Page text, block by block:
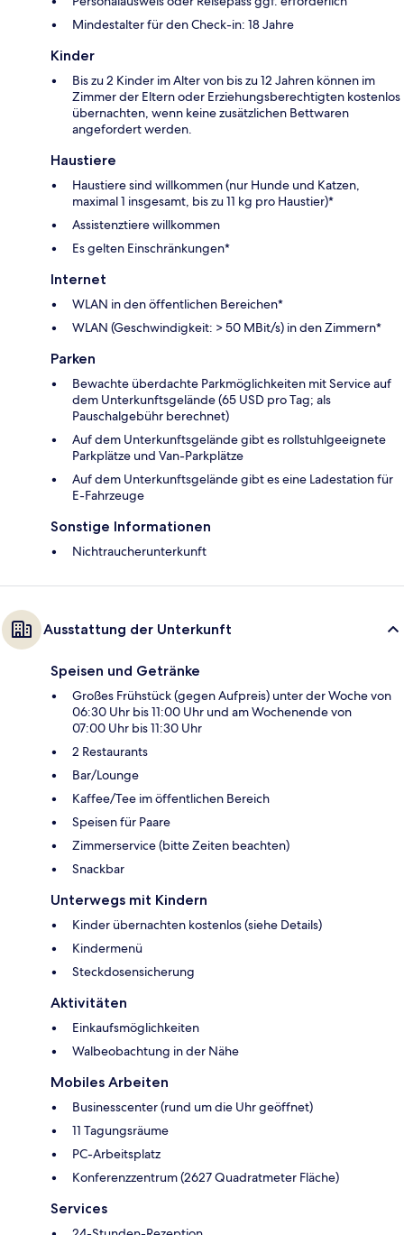
Mindestalter für den Check-in: 18 Jahre
Kinder
Bis zu 2 Kinder im Alter von bis zu 12 Jahren können im
Zimmer der Eltern oder Erziehungsberechtigten kostenlos
übernachten, wenn keine zusätzlichen Bettwaren
angefordert werden.
Haustiere
Haustiere sind willkommen (nur Hunde und Katzen,
maximal 1 insgesamt, bis zu 11 kg pro Haustier)*
Assistenztiere willkommen
Es gelten Einschränkungen*
Internet
WLAN in den öffentlichen Bereichen*
WLAN (Geschwindigkeit: > 50 MBit/s) in den Zimmern*
Parken
Bewachte überdachte Parkmöglichkeiten mit Service auf
dem Unterkunftsgelände (65 USD pro Tag; als
Pauschalgebühr berechnet)
Auf dem Unterkunftsgelände gibt es rollstuhlgeeignete
Parkplätze und Van-Parkplätze
Auf dem Unterkunftsgelände gibt es eine Ladestation für
E-Fahrzeuge
Sonstige Informationen
Nichtraucherunterkunft
Ausstattung der Unterkunft
Speisen und Getränke
Großes Frühstück (gegen Aufpreis) unter der Woche von
06:30 Uhr bis 11:00 Uhr und am Wochenende von
07:00 Uhr bis 11:30 Uhr
2 Restaurants
Bar/Lounge
Kaffee/Tee im öffentlichen Bereich
Speisen für Paare
Zimmerservice (bitte Zeiten beachten)
Snackbar
Unterwegs mit Kindern
Kinder übernachten kostenlos (siehe Details)
Kindermenü
Steckdosensicherung
Aktivitäten
Einkaufsmöglichkeiten
Walbeobachtung in der Nähe
Mobiles Arbeiten
Businesscenter (rund um die Uhr geöffnet)
11 Tagungsräume
PC-Arbeitsplatz
Konferenzzentrum (2627 Quadratmeter Fläche)
Services